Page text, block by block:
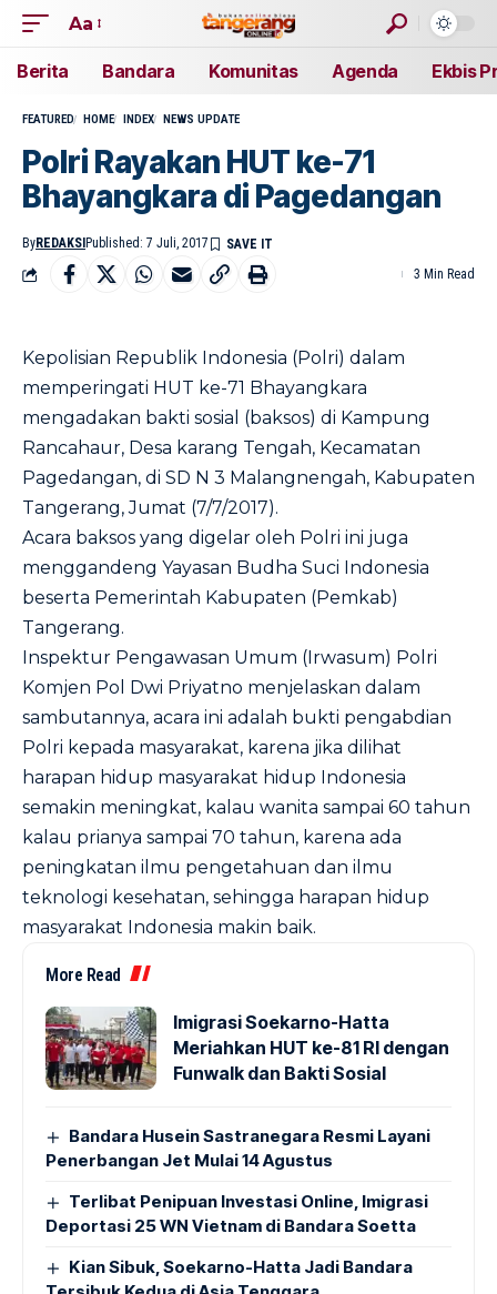
Aa
Berita Bandara Komunitas Agenda Ekbis
FEATURED HOME INDEX NEWS UPDATE
Polri Rayakan HUT ke-71
Bhayangkara di Pagedangan
ByREDAKSI Published: 7 Juli, 2017
3 Min Read
Kepolisian Republik Indonesia (Polri) dalam
memperingati HUT ke-71 Bhayangkara
mengadakan bakti sosial (baksos) di Kampung
Rancahaur, Desa karang Tengah, Kecamatan
Pagedangan, di SD N 3 Malangnengah, Kabupaten
Tangerang, Jumat (7/7/2017).
Acara baksos yang digelar oleh Polri ini juga
menggandeng Yayasan Budha Suci Indonesia
beserta Pemerintah Kabupaten (Pemkab)
Tangerang.
Inspektur Pengawasan Umum (Irwasum) Polri
Komjen Pol Dwi Priyatno menjelaskan dalam
sambutannya, acara ini adalah bukti pengabdian
Polri kepada masyarakat, karena jika dilihat
harapan hidup masyarakat hidup Indonesia
semakin meningkat, kalau wanita sampai 60 tahun
kalau prianya sampai 70 tahun, karena ada
peningkatan ilmu pengetahuan dan ilmu
teknologi kesehatan, sehingga harapan hidup
masyarakat Indonesia makin baik.
More Read
Imigrasi Soekarno-Hatta
Meriahkan HUT ke-81 RI dengan
Funwalk dan Bakti Sosial
Bandara Husein Sastranegara Resmi Layani
Penerbangan Jet Mulai 14 Agustus
Terlibat Penipuan Investasi Online, Imigrasi
Deportasi 25 WN Vietnam di Bandara Soetta
Kian Sibuk, Soekarno-Hatta Jadi Bandara